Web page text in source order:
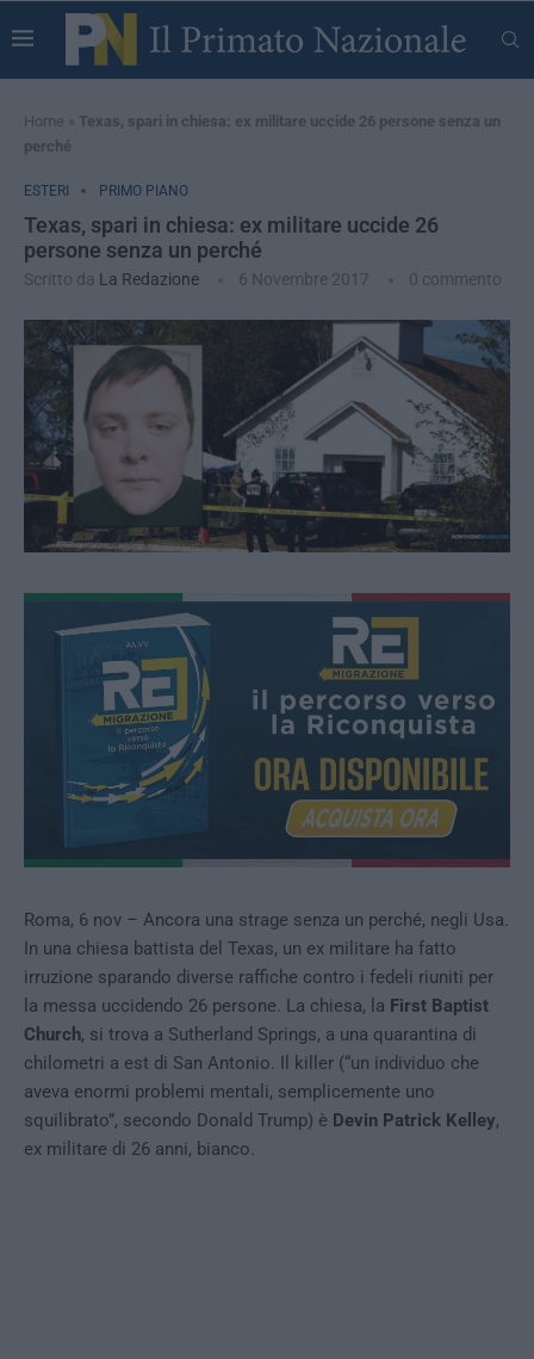
Home » Texas, spari in chiesa: ex militare uccide 26 persone senza un
perché
ESTERI PRIMO PIANO
Texas, spari in chiesa: ex militare uccide 26
persone senza un perché
Scritto da La Redazione 6 Novembre 2017 0 commento
Roma, 6 nov – Ancora una strage senza un perché, negli Usa.
In una chiesa battista del Texas, un ex militare ha fatto
irruzione sparando diverse raffiche contro i fedeli riuniti per
la messa uccidendo 26 persone. La chiesa, la First Baptist
Church, si trova a Sutherland Springs, a una quarantina di
chilometri a est di San Antonio. Il killer (“un individuo che
aveva enormi problemi mentali, semplicemente uno
squilibrato”, secondo Donald Trump) è Devin Patrick Kelley,
ex militare di 26 anni, bianco.